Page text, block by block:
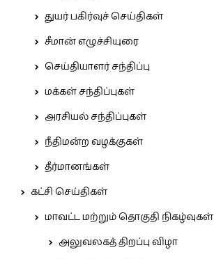
துயர் பகிர்வுச் செய்திகள்
சீமான் எழுச்சியுரை
செய்தியாளர் சந்திப்பு
மக்கள் சந்திப்புகள்
அரசியல் சந்திப்புகள்
நீதிமன்ற வழக்குகள்
தீர்மானங்கள்
கட்சி செய்திகள்
மாவட்ட மற்றும் தொகுதி நிகழ்வுகள்
அலுவலகத் திறப்பு விழா